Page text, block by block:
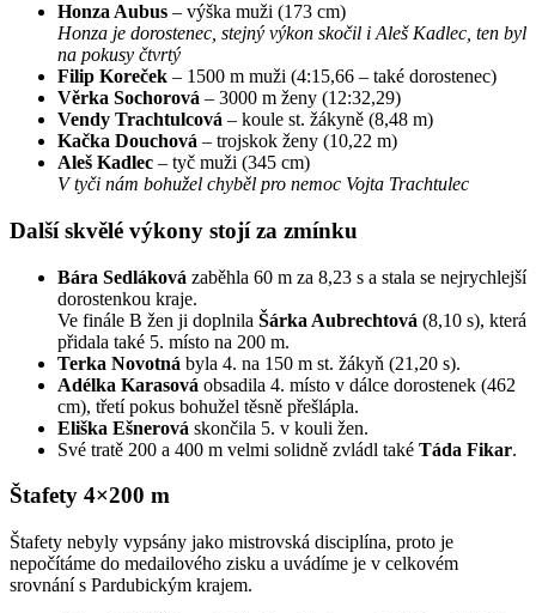
Honza Aubus – výška muži (173 cm)
Honza je dorostenec, stejný výkon skočil i Aleš Kadlec, ten byl
na pokusy čtvrtý
Filip Koreček – 1500 m muži (4:15,66 – také dorostenec)
Věrka Sochorová – 3000 m ženy (12:32,29)
Vendy Trachtulcová – koule st. žákyně (8,48 m)
Kačka Douchová – trojskok ženy (10,22 m)
Aleš Kadlec – tyč muži (345 cm)
V tyči nám bohužel chyběl pro nemoc Vojta Trachtulec
Další skvělé výkony stojí za zmínku
Bára Sedláková zaběhla 60 m za 8,23 s a stala se nejrychlejší
dorostenkou kraje.
Ve finále B žen ji doplnila Šárka Aubrechtová (8,10 s), která
přidala také 5. místo na 200 m.
Terka Novotná byla 4. na 150 m st. žákyň (21,20 s).
Adélka Karasová obsadila 4. místo v dálce dorostenek (462
cm), třetí pokus bohužel těsně přešlápla.
Eliška Ešnerová skončila 5. v kouli žen.
Své tratě 200 a 400 m velmi solidně zvládl také Táda Fikar.
Štafety 4×200 m
Štafety nebyly vypsány jako mistrovská disciplína, proto je
nepočítáme do medailového zisku a uvádíme je v celkovém
srovnání s Pardubickým krajem.